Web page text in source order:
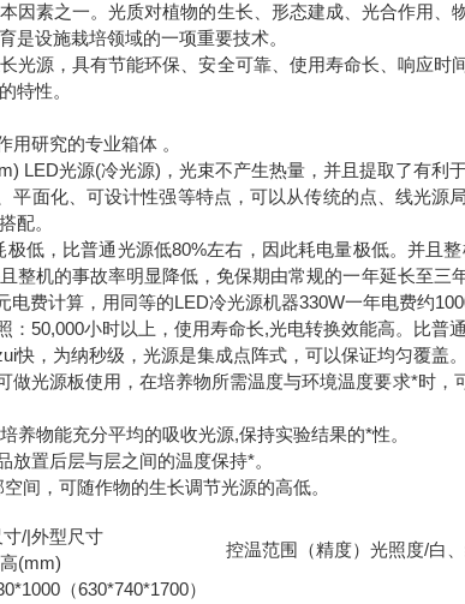
因素之一。光质对植物的生长、形态建成、光合作用、
是设施栽培领域的一项重要技术。
光源，具有节能环保、安全可靠、使用寿命长、响应
特性。
用研究的专业箱体 。
LED光源(冷光源)，光束不产生热量，并且提取了有利
平面化、可设计性强等特点，可以从传统的点、线光
配。
极低，比普通光源低80%左右，因此耗电量极低。并且
整机的事故率明显降低，免保期由常规的一年延长至三
电费计算，用同等的LED冷光源机器330W一年电费约
：50,000小时以上，使用寿命长,光电转换效能高。比普
快，为纳秒级，光源是集成点阵式，可以保证均匀覆盖。
做光源板使用，在培养物所需温度与环境温度要求*时
养物能充分平均的吸收光源,保持实验结果的*性。
放置后层与层之间的温度保持*。
间，可随作物的生长调节光源的高低。
寸/|外型尺寸
高(mm)
控温范围（精度）光照度/白
（630*740*1700）